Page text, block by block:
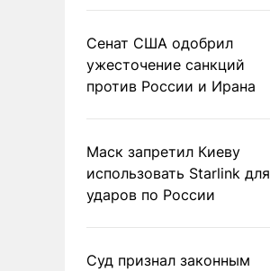
Сенат США одобрил
ужесточение санкций
против России и Ирана
Маск запретил Киеву
использовать Starlink для
ударов по России
Суд признал законным